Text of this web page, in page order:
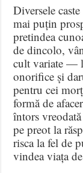
Diversele
mai puțin
pretindea
de dincolo,
cult variate —
onorifice și
pentru cei
formă de
întors
pe preot la
risca la fel de
vindea viața